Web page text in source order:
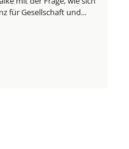
für Gesellschaft und...